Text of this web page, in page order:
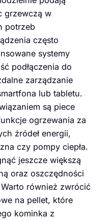
grzewczą w
potrzeb
często
systemy
podłączenia do
zarządzanie
lub tabletu.
są piece
ogrzewania za
źródeł energii,
czy pompy ciepła.
jeszcze większą
oraz oszczędności
również zwrócić
na pellet, które
kominka z